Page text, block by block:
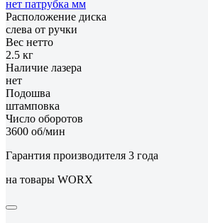
нет патрубка мм
Расположение диска
слева от ручки
Вес нетто
2.5 кг
Наличие лазера
нет
Подошва
штамповка
Число оборотов
3600 об/мин
Гарантия производителя 3 года
на товары WORX